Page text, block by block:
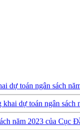
dự toán ngân sách
năm 2023 của Cục
chức đấu giá tài sản